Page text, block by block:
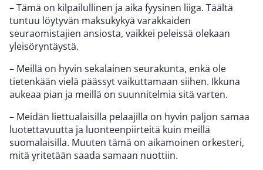
– Tämä on kilpailullinen ja aika fyysinen liiga. Täältä
tuntuu löytyvän maksukykyä varakkaiden
seuraomistajien ansiosta, vaikkei peleissä olekaan
yleisöryntäystä.
– Meillä on hyvin sekalainen seurakunta, enkä ole
tietenkään vielä päässyt vaikuttamaan siihen. Ikkuna
aukeaa pian ja meillä on suunnitelmia sitä varten.
– Meidän liettualaisilla pelaajilla on hyvin paljon samaa
luotettavuutta ja luonteenpiirteitä kuin meillä
suomalaisilla. Muuten tämä on aikamoinen orkesteri,
mitä yritetään saada samaan nuottiin.